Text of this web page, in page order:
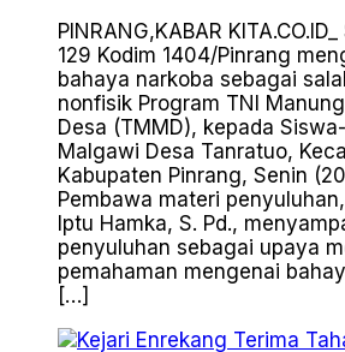
PINRANG,KABAR
129 Kodim 1404/Pinrang
bahaya narkoba sebagai
nonfisik Program TNI
Desa (TMMD), kepada
Malgawi Desa Tanratuo,
Kabupaten Pinrang, Senin
Pembawa materi
Iptu Hamka, S. Pd.,
penyuluhan sebagai upaya
pemahaman mengenai
[…]